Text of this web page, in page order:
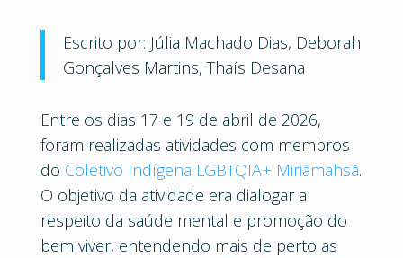
Escrito por: Júlia Machado Dias, Deborah
Gonçalves Martins, Thaís Desana
Entre os dias 17 e 19 de abril de 2026,
foram realizadas atividades com membros
do Coletivo Indígena LGBTQIA+ Miriãmahsã.
O objetivo da atividade era dialogar a
respeito da saúde mental e promoção do
bem viver, entendendo mais de perto as